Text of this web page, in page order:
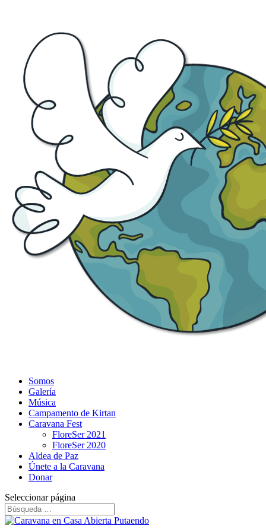
Somos
Galería
Música
Campamento de Kirtan
Caravana Fest
FloreSer 2021
FloreSer 2020
Aldea de Paz
Únete a la Caravana
Donar
Seleccionar página